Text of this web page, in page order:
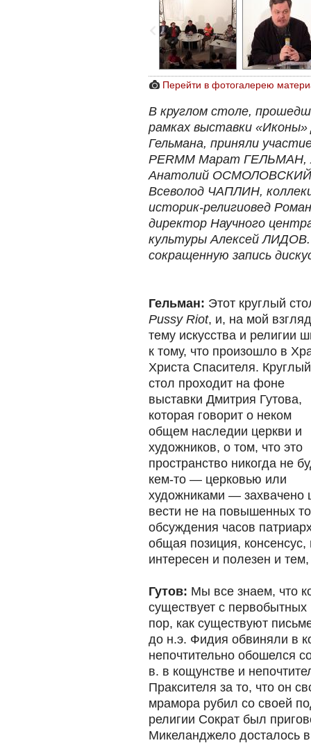
Перейти в фотогалерею
В круглом столе,
рамках выставки
Гельмана, приняли
PERMM Марат ГЕЛЬМАН,
Анатолий ОСМОЛОВСКИЙ
Всеволод ЧАПЛИН,
историк-религиовед
директор Научного
культуры Алексей ЛИДОВ.
сокращенную запись
Гельман: Этот круглый
Pussy Riot, и, на мой
тему искусства и религии
к тому, что произошло в
Христа Спасителя. Круглый
стол проходит на фоне
выставки Дмитрия Гутова,
которая говорит о неком
общем наследии церкви и
художников, о том, что это
пространство никогда не
кем-то — церковью или
художниками — захвачено
вести не на повышенных
обсуждения часов
общая позиция,
интересен и полезен и
Гутов: Мы все знаем, что
существует с
пор, как существуют
до н.э. Фидия обвиняли в
непочтительно обошелся
в. в кощунстве и
Праксителя за то, что он
мрамора рубил со своей
религии Сократ был
Микеланджело досталось